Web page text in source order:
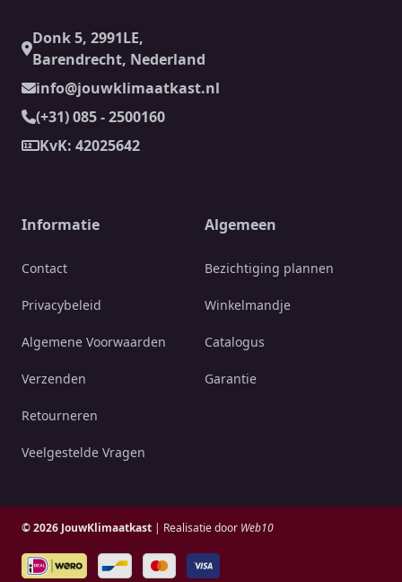
Donk 5, 2991LE,
Barendrecht, Nederland
info@jouwklimaatkast.nl
(+31) 085 - 2500160
KvK: 42025642
Informatie
Contact
Privacybeleid
Algemene Voorwaarden
Verzenden
Retourneren
Veelgestelde Vragen
Algemeen
Bezichtiging plannen
Winkelmandje
Catalogus
Garantie
© 2026 JouwKlimaatkast | Realisatie door Web10